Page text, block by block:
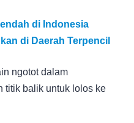
di Indonesia
di Daerah Terpencil
ngotot dalam
titik balik untuk lolos ke